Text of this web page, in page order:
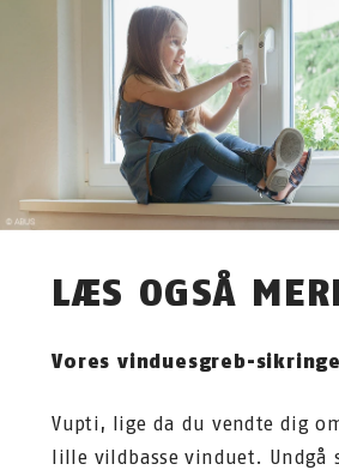
LÆS OGSÅ
Vores vinduesgreb-
Vupti, lige da du vendte dig
lille vildbasse vinduet. Undgå